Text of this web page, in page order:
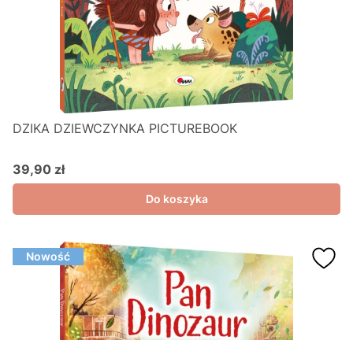
DZIKA DZIEWCZYNKA PICTUREBOOK
Cena
39,90 zł
Do koszyka
Nowość